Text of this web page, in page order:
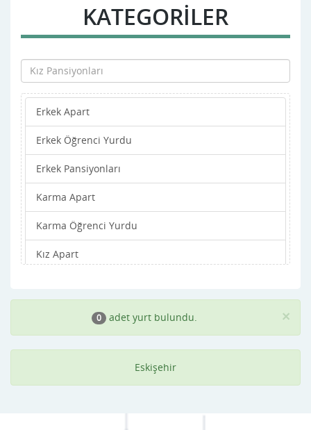
Mihalıççık
Odunpazarı
Sarıcakaya
Seyitgazi
Sivrihisar
Tepebaşı
KATEGORİLER
Erkek Apart
Erkek Öğrenci Yurdu
Erkek Pansiyonları
Karma Apart
Karma Öğrenci Yurdu
Kız Apart
Kız Pansiyonları ×
0 adet yurt bulundu.
Eskişehir